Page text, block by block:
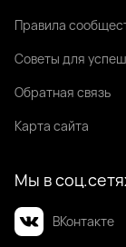
Правила
Советы для
Обратная связь
Карта сайта
Мы в
ВКонтакте